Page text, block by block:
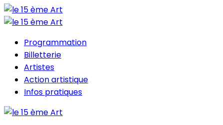
Programmation
Billetterie
Artistes
Action artistique
Infos pratiques